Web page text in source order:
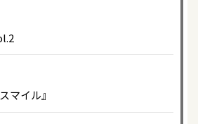
マイル』
ＥＥＫＤＡＹはグラドル日
マイル』